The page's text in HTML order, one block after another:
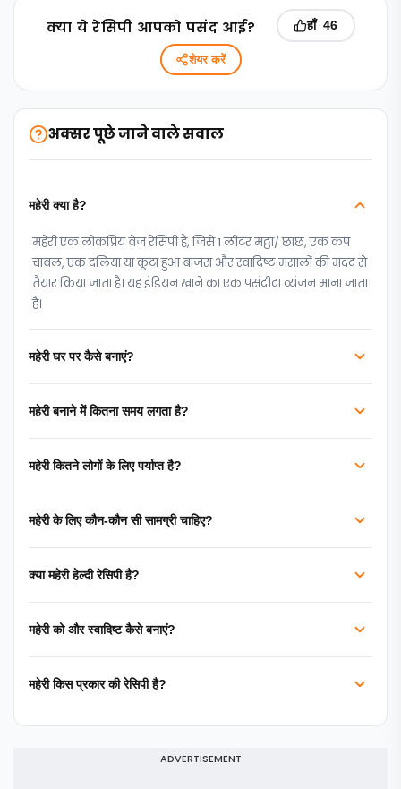
क्‍या ये रेसिपी आपको पसंद आई? हाँ 46
शेयर करें
अक्सर पूछे जाने वाले सवाल
महेरी क्या है?
महेरी एक लोकप्रिय वेज रेसिपी है, जिसे 1 लीटर मट्ठा/ छाछ, एक कप
चावल, एक दलिया या कूटा हुआ बाजरा और स्वादिष्ट मसालों की मदद से
तैयार किया जाता है। यह इंडियन खाने का एक पसंदीदा व्यंजन माना जाता
है।
महेरी घर पर कैसे बनाएं?
महेरी बनाने में कितना समय लगता है?
महेरी कितने लोगों के लिए पर्याप्त है?
महेरी के लिए कौन-कौन सी सामग्री चाहिए?
क्या महेरी हेल्दी रेसिपी है?
महेरी को और स्वादिष्ट कैसे बनाएं?
महेरी किस प्रकार की रेसिपी है?
ADVERTISEMENT